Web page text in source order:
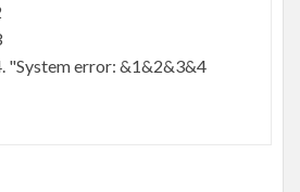
error: &1&2&3&4